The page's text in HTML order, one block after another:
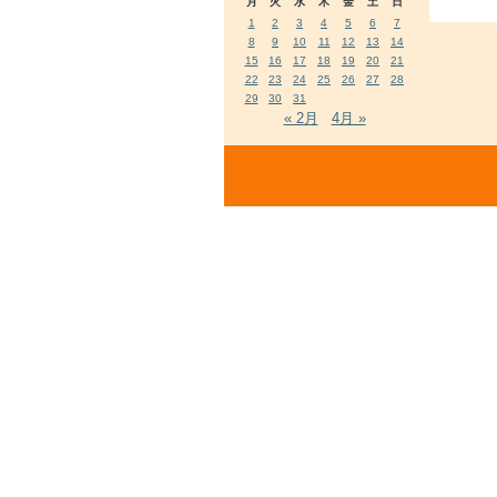
1
2 3 4 5 6
7
8
9 10 11 12 13
14
15
16 17 18 19 20
21
22
23 24 25 26 27
28
29
30 31
« 2月 4月 »